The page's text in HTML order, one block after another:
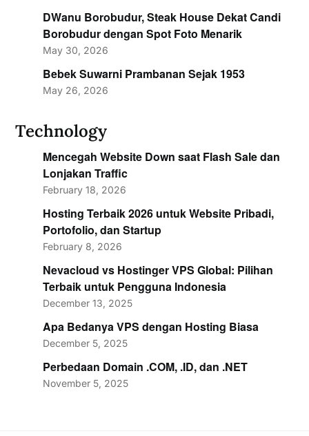
DWanu Borobudur, Steak House Dekat Candi
Borobudur dengan Spot Foto Menarik
May 30, 2026
Bebek Suwarni Prambanan Sejak 1953
May 26, 2026
Technology
Mencegah Website Down saat Flash Sale dan
Lonjakan Traffic
February 18, 2026
Hosting Terbaik 2026 untuk Website Pribadi,
Portofolio, dan Startup
February 8, 2026
Nevacloud vs Hostinger VPS Global: Pilihan
Terbaik untuk Pengguna Indonesia
December 13, 2025
Apa Bedanya VPS dengan Hosting Biasa
December 5, 2025
Perbedaan Domain .COM, .ID, dan .NET
November 5, 2025